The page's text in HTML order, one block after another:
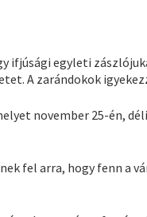
ifjúsági egyleti
A zarándokok
november 25-én,
fel arra, hogy fenn a